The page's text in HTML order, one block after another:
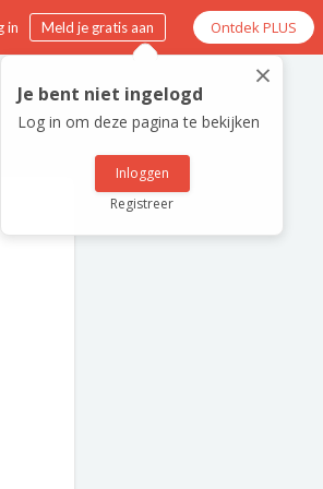
in Meld je gratis aan Ontdek PLUS
×
Je bent niet ingelogd
Log in om deze pagina te bekijken
Inloggen
Registreer